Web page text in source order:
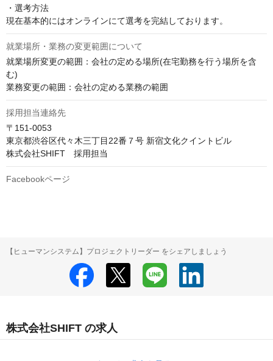
・選考方法
現在基本的にはオンラインにて選考を完結しております。
就業場所・業務の変更範囲について
就業場所変更の範囲：会社の定める場所(在宅勤務を行う場所を含
む)
業務変更の範囲：会社の定める業務の範囲
採用担当連絡先
〒151-0053
東京都渋谷区代々木三丁目22番７号 新宿文化クイントビル
株式会社SHIFT　採用担当
Facebookページ
【ヒューマンシステム】プロジェクトリーダー をシェアしましょう
株式会社SHIFT の求人